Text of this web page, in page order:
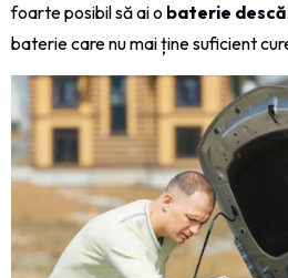
foarte posibil să ai o baterie
baterie care nu mai ține suficient